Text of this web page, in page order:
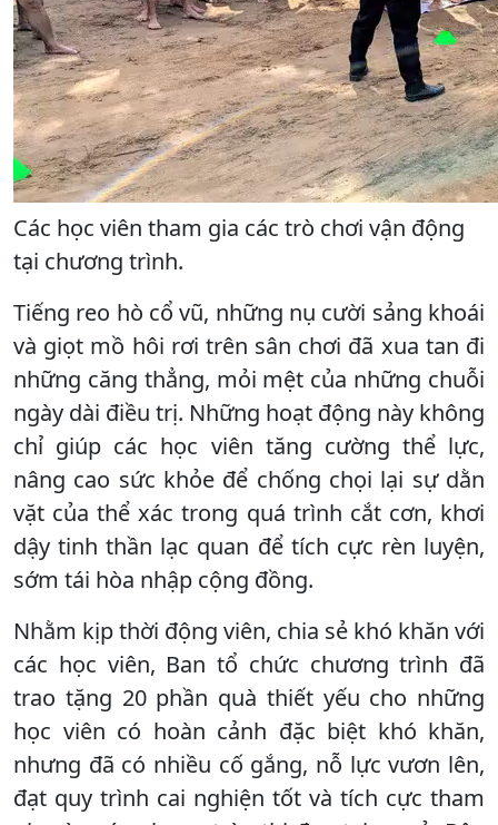
Các học viên tham gia các trò chơi vận động
tại chương trình.
Tiếng reo hò cổ vũ, những nụ cười sảng khoái
và giọt mồ hôi rơi trên sân chơi đã xua tan đi
những căng thẳng, mỏi mệt của những chuỗi
ngày dài điều trị. Những hoạt động này không
chỉ giúp các học viên tăng cường thể lực,
nâng cao sức khỏe để chống chọi lại sự dằn
vặt của thể xác trong quá trình cắt cơn, khơi
dậy tinh thần lạc quan để tích cực rèn luyện,
sớm tái hòa nhập cộng đồng.
Nhằm kịp thời động viên, chia sẻ khó khăn với
các học viên, Ban tổ chức chương trình đã
trao tặng 20 phần quà thiết yếu cho những
học viên có hoàn cảnh đặc biệt khó khăn,
nhưng đã có nhiều cố gắng, nỗ lực vươn lên,
đạt quy trình cai nghiện tốt và tích cực tham